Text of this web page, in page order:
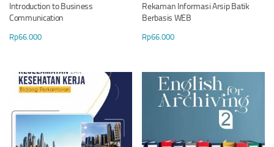
Introduction to Business
Communication
Rp66.000
Rekaman Informasi Arsip Batik
Berbasis WEB
Rp66.000